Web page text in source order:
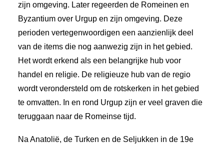
zijn omgeving. Later regeerden de Romeinen en
Byzantium over Urgup en zijn omgeving. Deze
perioden vertegenwoordigen een aanzienlijk deel
van de items die nog aanwezig zijn in het gebied.
Het wordt erkend als een belangrijke hub voor
handel en religie. De religieuze hub van de regio
wordt verondersteld om de rotskerken in het gebied
te omvatten. In en rond Urgup zijn er veel graven die
teruggaan naar de Romeinse tijd.
Na Anatolië, de Turken en de Seljukken in de 19e